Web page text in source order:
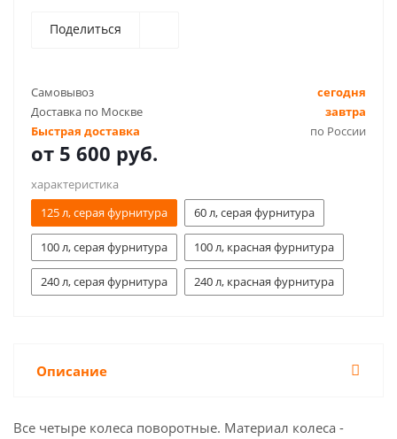
Поделиться
Самовывоз
сегодня
Доставка по Москве
завтра
Быстрая доставка
по России
от 5 600 руб.
характеристика
125 л, серая фурнитура
60 л, серая фурнитура
100 л, серая фурнитура 100 л, красная фурнитура
240 л, серая фурнитура 240 л, красная фурнитура
Описание
Все четыре колеса поворотные. Материал колеса -